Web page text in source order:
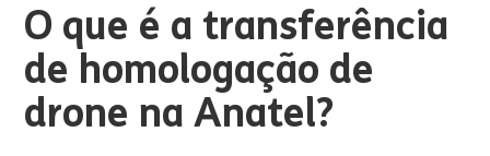
O que é a transferência
de homologação de
drone na Anatel?